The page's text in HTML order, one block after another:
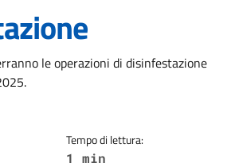
notizia
le operazioni di disinfestazione
Tempo di lettura:
1 min